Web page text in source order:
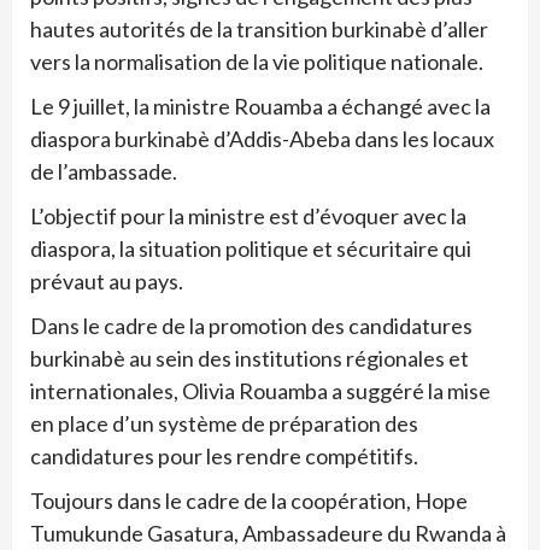
hautes autorités de la transition burkinabè d’aller
vers la normalisation de la vie politique nationale.
Le 9 juillet, la ministre Rouamba a échangé avec la
diaspora burkinabè d’Addis-Abeba dans les locaux
de l’ambassade.
L’objectif pour la ministre est d’évoquer avec la
diaspora, la situation politique et sécuritaire qui
prévaut au pays.
Dans le cadre de la promotion des candidatures
burkinabè au sein des institutions régionales et
internationales, Olivia Rouamba a suggéré la mise
en place d’un système de préparation des
candidatures pour les rendre compétitifs.
Toujours dans le cadre de la coopération, Hope
Tumukunde Gasatura, Ambassadeure du Rwanda à